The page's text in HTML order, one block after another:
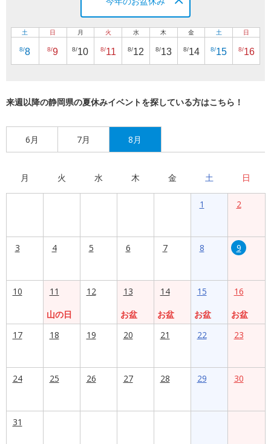
土
8/8
日
8/9
月
8/10
火
8/11
水
8/12
木
8/13
金
8/14
土
8/15
日
8/16
来週以降の静岡県の夏休みイベントを探している方はこちら！
6月 7月 8月
月 火 水 木 金 土 日
1 2
3 4 5 6 7 8 9
10
11
山の日
12
13
お盆
14
お盆
15
お盆
16
お盆
17
18 19 20 21 22 23
24 25 26 27 28 29 30
31